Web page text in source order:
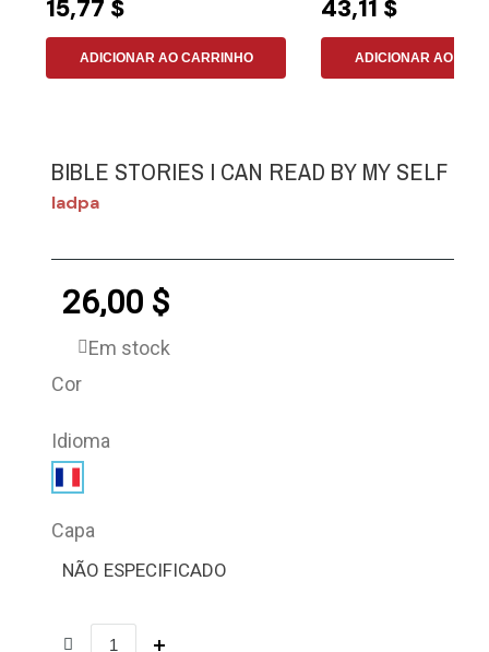
15,77 $
ADICIONAR AO CARRINHO
43,11 $
ADICIONAR AO
BIBLE STORIES I CAN READ BY MY SELF
Iadpa
26,00 $
Em stock
Cor
Idioma
Capa
NÃO ESPECIFICADO